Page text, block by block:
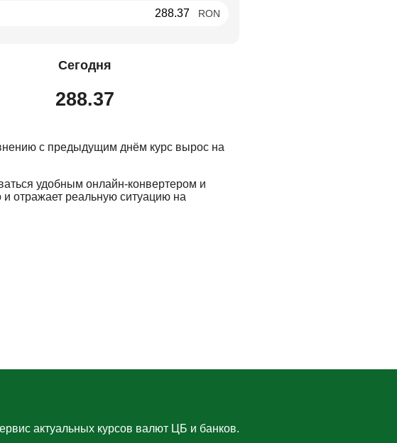
RON
Сегодня
288.37
с предыдущим днём курс вырос на
удобным онлайн-конвертером и
отражает реальную ситуацию на
актуальных курсов валют ЦБ и банков.